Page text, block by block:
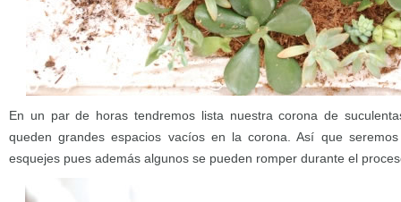
En un par de horas tendremos lista nuestra corona de
queden grandes espacios vacíos en la corona. Así que
esquejes pues además algunos se pueden romper durante el